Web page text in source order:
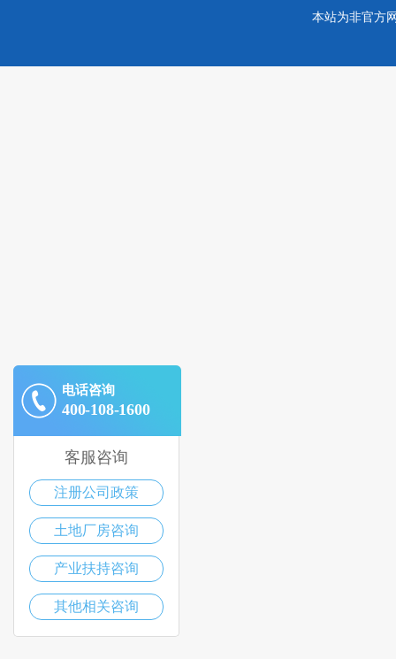
本站为非官方
电话咨询
400-108-1600
客服咨询
注册公司政策
土地厂房咨询
产业扶持咨询
其他相关咨询